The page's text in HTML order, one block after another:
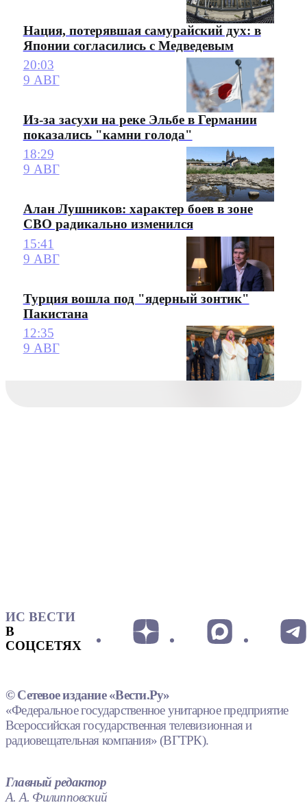
Нация, потерявшая самурайский дух: в
Японии согласились с Медведевым
20:03
9 АВГ
Из-за засухи на реке Эльбе в Германии
показались "камни голода"
18:29
9 АВГ
Алан Лушников: характер боев в зоне
СВО радикально изменился
15:41
9 АВГ
Турция вошла под "ядерный зонтик"
Пакистана
12:35
9 АВГ
ИС ВЕСТИ
В
СОЦСЕТЯХ
© Сетевое издание «Вести.Ру»
«Федеральное государственное унитарное предприятие
Всероссийская государственная телевизионная и
радиовещательная компания» (ВГТРК).
Главный редактор
А. А. Филипповский